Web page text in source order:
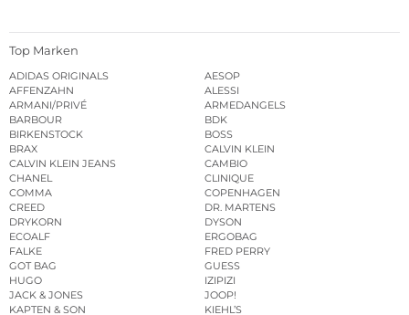
Top Marken
ADIDAS ORIGINALS
AESOP
AFFENZAHN
ALESSI
ARMANI/PRIVÉ
ARMEDANGELS
BARBOUR
BDK
BIRKENSTOCK
BOSS
BRAX
CALVIN KLEIN
CALVIN KLEIN JEANS
CAMBIO
CHANEL
CLINIQUE
COMMA
COPENHAGEN
CREED
DR. MARTENS
DRYKORN
DYSON
ECOALF
ERGOBAG
FALKE
FRED PERRY
GOT BAG
GUESS
HUGO
IZIPIZI
JACK & JONES
JOOP!
KAPTEN & SON
KIEHL’S